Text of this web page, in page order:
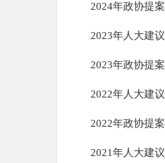
2024年政协提案
2023年人大建议
2023年政协提案
2022年人大建议
2022年政协提案
2021年人大建议